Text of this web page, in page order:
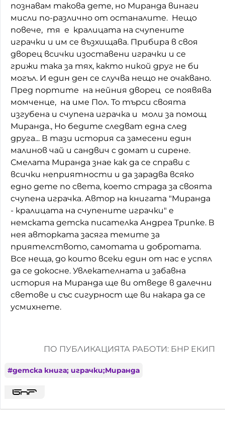
познавам такова дете, но Миранда винаги
мисли по-различно от останалите. Нещо
повече, тя е кралицата на счупените
играчки и им се възхищава. Прибира в своя
дворец всички изоставени играчки и се
грижи така за тях, както никой друг не би
могъл. И един ден се случва нещо не очаквано.
Пред портите на нейния дворец се появява
момченце, на име Пол. То търси своята
изгубена и счупена играчка и моли за помощ
Миранда., Но бедите следват една след
друга... В тази история са замесени един
малинов чай и сандвич с домат и сирене.
Смелата Миранда знае как да се справи с
всички неприятности и да зарадва всяко
едно дете по света, което страда за своята
счупена играчка. Автор на книгата "Миранда
- кралицата на счупените играчки" е
немската детска писателка Андреа Трипке. В
нея авторката засяга темите за
приятелството, самотата и добротата.
Все неща, до които всеки един от нас е успял
да се докосне. Увлекателната и забавна
история на Миранда ще ви отведе в далечни
светове и със сигурност ще ви накара да се
усмихнете.
ПО ПУБЛИКАЦИЯТА РАБОТИ: БНР ЕКИП
#детска книга; играчки;Миранда